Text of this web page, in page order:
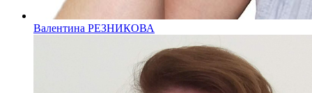
Валентина РЕЗНИКОВА